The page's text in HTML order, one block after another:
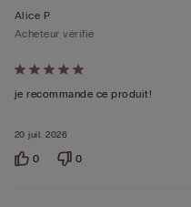
Évalué
5sur 5
20 juil. 2026
Alice P
Acheteur vérifié
je recommande ce produit!
0 0